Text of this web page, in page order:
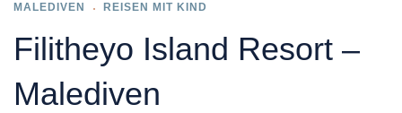
MALEDIVEN REISEN MIT KIND
Filitheyo Island Resort –
Malediven